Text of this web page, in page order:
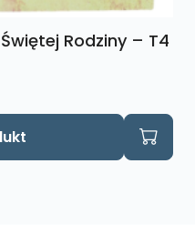
Rodziny – T4